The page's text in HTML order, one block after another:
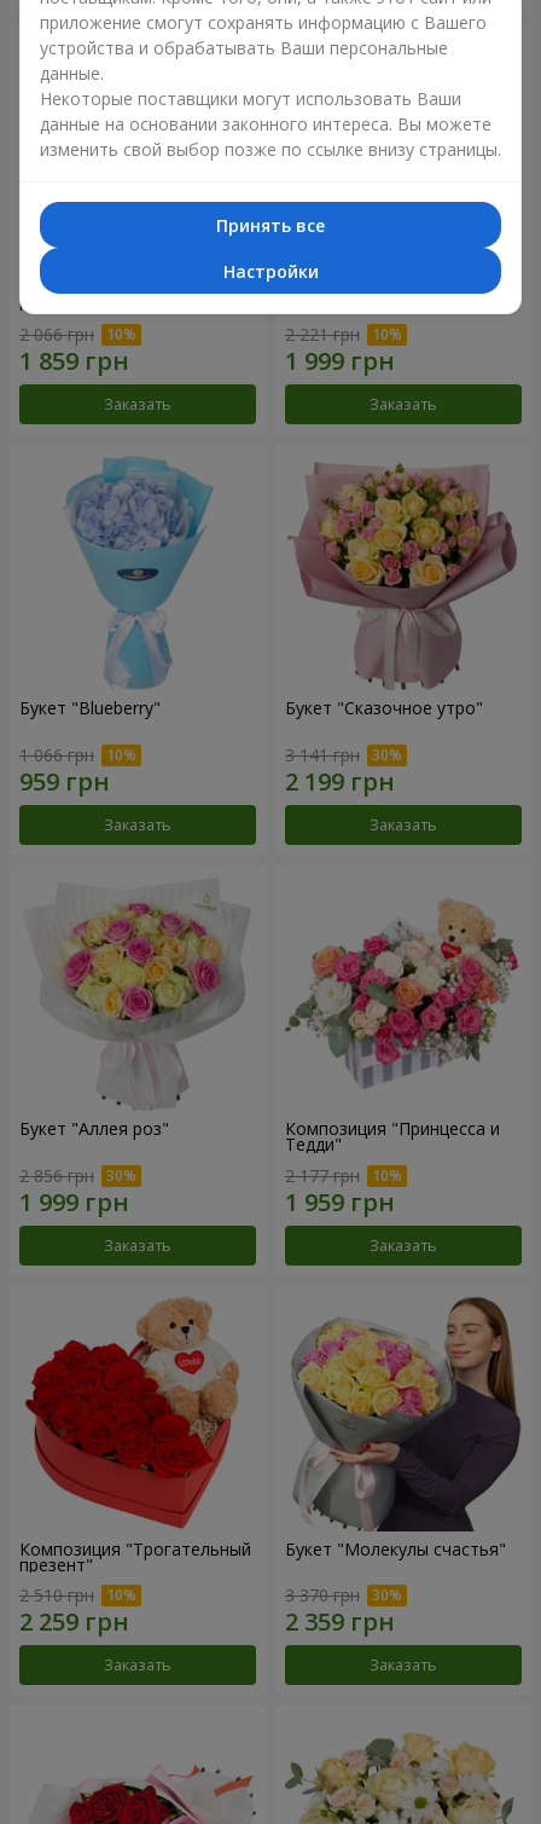
Композиция "Нежное
прикосновение"
2 066 грн
Заказать
Букет "Розовый вкус
2 221 грн
Заказать
Букет "Blueberry"
1 066 грн
Заказать
Букет "Сказочное утро"
3 141 грн
Заказать
Букет "Аллея роз"
2 856 грн
Заказать
Композиция "Принцесса и
Тедди"
2 177 грн
Заказать
Композиция "Трогательный
презент"
2 510 грн
Заказать
Букет "Молекулы счастья"
3 370 грн
Заказать
приложение смогут сохранять информацию с Вашего
устройства и обрабатывать Ваши персональные
данные.
Некоторые поставщики могут использовать Ваши
данные на основании законного интереса. Вы можете
изменить свой выбор позже по ссылке внизу страницы.
Принять все
Настройки